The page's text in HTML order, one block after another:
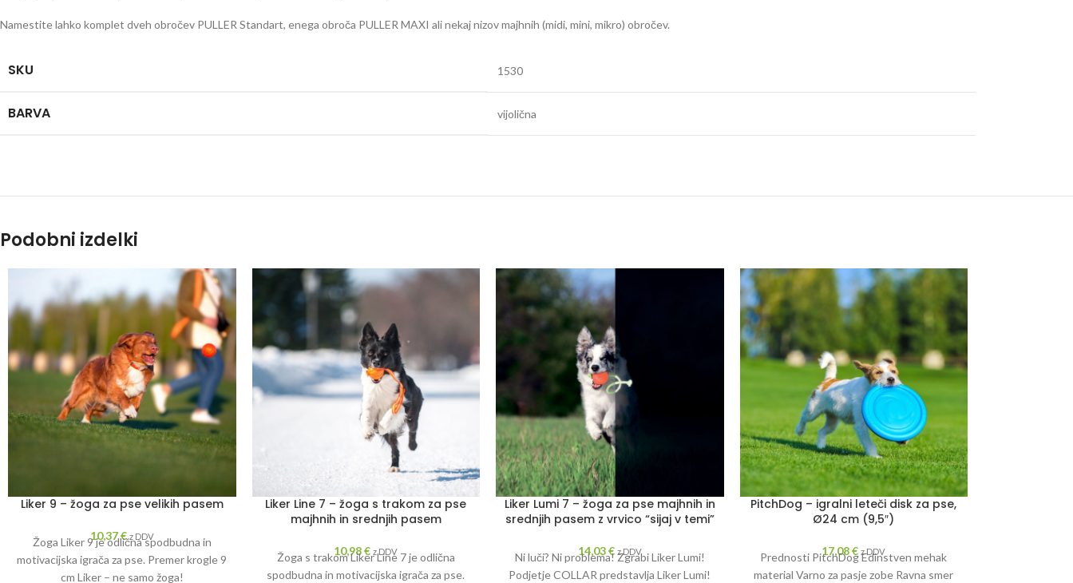
Namestite lahko komplet dveh obročev PULLER Standart, enega obroča PULLER MAXI ali nekaj nizov majhnih (midi, mini, mikro) obročev.
SKU 1530
BARVA vijolična
Podobni izdelki
Liker 9 – žoga za pse velikih pasem
10,37€ z DDV
Žoga Liker 9 je odlična spodbudna in
motivacijska igrača za pse. Premer krogle 9
cm Liker – ne samo žoga!
Liker Line 7 – žoga s trakom za pse
majhnih in srednjih pasem
10,98€ z DDV
Žoga s trakom Liker Line 7 je odlična
spodbudna in motivacijska igrača za pse.
Liker Lumi 7 – žoga za pse majhnih in
srednjih pasem z vrvico “sijaj v temi”
14,03€ z DDV
Ni luči? Ni problema! Zgrabi Liker Lumi!
Podjetje COLLAR predstavlja Liker Lumi!
PitchDog – igralni leteči disk za pse,
Ø24 cm (9,5″)
17,08€ z DDV
Prednosti PitchDog Edinstven mehak
material Varno za pasje zobe Ravna smer